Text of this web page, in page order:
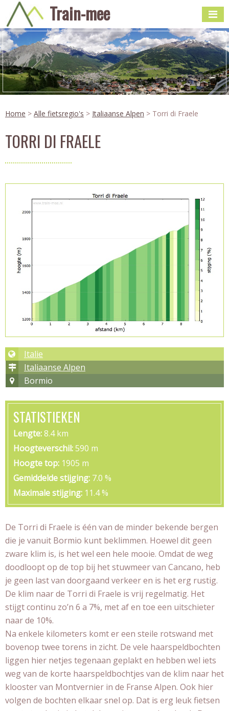
Train-mee
Home > Alle fietsregio's > Italiaanse Alpen > Torri di Fraele
TORRI DI FRAELE
Italie
Italiaanse Alpen
Bormio
STATISTIEKEN
Lengte 8.4 km
Hoogteverschil 590 m
Hoogte top 1905 m
Gemiddelde stijging 7.0 %
Maximale stijging 11.4 %
De Torri di Fraele is één van de minder bekende bergen
die je vanuit Bormio kunt beklimmen. Hoewel dit geen
zware klim is, is het wel een hele mooie. Omdat de weg
doodloopt op de top bij het stuwmeer van Cancano, heb
je geen last van doorgaand verkeer en is het erg rustig.
De klim naar de Torri di Fraele is vrij regelmatig. Het
stijgt continu zo’n 6 a 7%, met af en toe een uitschieter
naar de 10%.
Na enkele kilometers komt er een steile rotswand met
bovenop twee torens in zicht. De vele haarspeldbochten
liggen hier netjes tegenaan geplakt en hebben wel iets
weg van de korte haarspeldbochtjes van de klim naar het
klooster van Montvernier in de Franse Alpen. Ook hier
volgen de bochten elkaar snel op. Dat is erg leuk fietsen